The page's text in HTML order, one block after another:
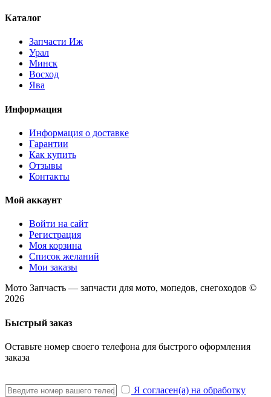
Каталог
Запчасти Иж
Урал
Минск
Восход
Ява
Информация
Информация о доставке
Гарантии
Как купить
Отзывы
Контакты
Мой аккаунт
Войти на сайт
Регистрация
Моя корзина
Список желаний
Мои заказы
Мото Запчасть — запчасти для мото, мопедов, снегоходов ©
2026
Быстрый заказ
Оставьте номер своего телефона для быстрого оформления
заказа
Я согласен(а) на обработку